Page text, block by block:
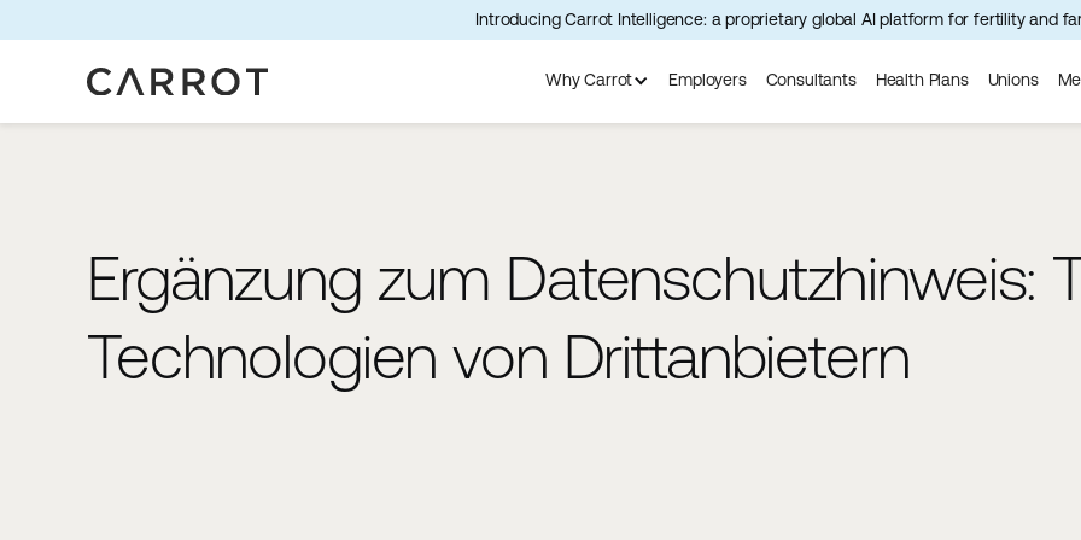
Introducing Carrot Intelligence: a proprietary global AI platform for fertility and
Why Carrot Employers Consultants Health Plans Unions
Ergänzung zum Datenschutzhinweis:
Technologien von Drittanbietern